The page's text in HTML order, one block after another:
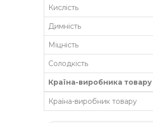
Кислість
Димність
Міцність
Солодкість
Країна-виробника товару
Країна-виробник товару